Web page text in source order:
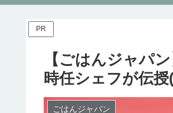
PR
【ごはんジャパ
時任シェフが伝授
ごはんジャパン